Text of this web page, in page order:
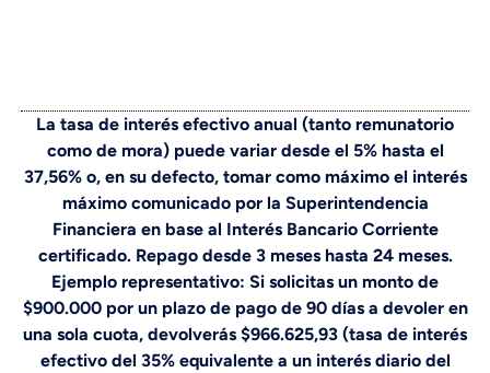
La tasa de interés efectivo anual (tanto remunatorio
como de mora) puede variar desde el 5% hasta el
37,56% o, en su defecto, tomar como máximo el interés
máximo comunicado por la Superintendencia
Financiera en base al Interés Bancario Corriente
certificado. Repago desde 3 meses hasta 24 meses.
Ejemplo representativo: Si solicitas un monto de
$900.000 por un plazo de pago de 90 días a devoler en
una sola cuota, devolverás $966.625,93 (tasa de interés
efectivo del 35% equivalente a un interés diario del